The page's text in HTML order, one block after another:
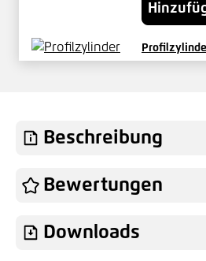
Beschreibung
Bewertungen
Downloads